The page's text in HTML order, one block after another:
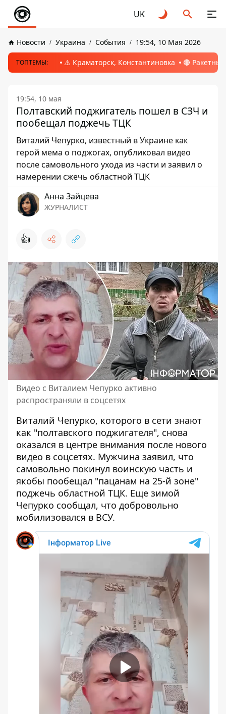
UK
Новости Украина События 19:54, 10 Мая 2026
ТОПТЕМЫ: ⚠️ Краматорск, Константиновка 🔴
19:54, 10 мая
Полтавский поджигатель пошел в СЗЧ и
пообещал поджечь ТЦК
Виталий Чепурко, известный в Украине как
герой мема о поджогах, опубликовал видео
после самовольного ухода из части и заявил о
намерении сжечь областной ТЦК
Анна Зайцева
ЖУРНАЛИСТ
👍
Видео с Виталием Чепурко активно
распространяли в соцсетях
Виталий Чепурко, которого в сети знают
как "полтавского поджигателя", снова
оказался в центре внимания после нового
видео в соцсетях. Мужчина заявил, что
самовольно покинул воинскую часть и
якобы пообещал "пацанам на 25-й зоне"
поджечь областной ТЦК. Еще зимой
Чепурко сообщал, что добровольно
мобилизовался в ВСУ.